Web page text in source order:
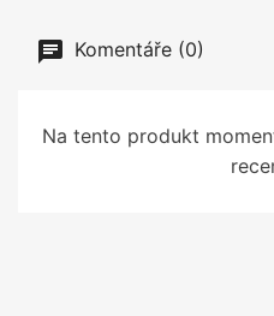
Komentáře (0)
Na tento produkt